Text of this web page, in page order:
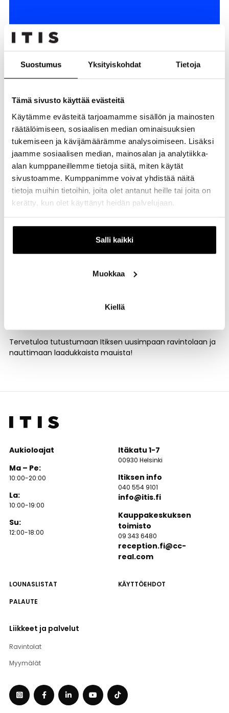
Suostumus Yksityiskohdat Tietoja
Tämä sivusto käyttää evästeitä
Käytämme evästeitä tarjoamamme sisällön ja mainosten
räätälöimiseen, sosiaalisen median ominaisuuksien
tukemiseen ja kävijämäärämme analysoimiseen. Lisäksi
jaamme sosiaalisen median, mainosalan ja analytiikka-
alan kumppaneillemme tietoja siitä, miten käytät
sivustoamme. Kumppanimme voivat yhdistää näitä
tietoja muihin tietoihin, joita olet antanut heille tai joita on
kerätty, kun olet käyttänyt heidän palvelujaan.
Salli kaikki
Muokkaa
Kiellä
Itiksen ravintolatarjonta sai herkullisen lisän, kun
Burgers & Wine tunnetaan laadukkaista raaka-aineistaan,
huolella valmistetuista annoksistaan sekä suosituista
burgereistaan, jotka ovat keränneet kiitosta asiakkailta
ympäri Suomen. Ravintola tarjoaa rennon ympäristön niin
lounaalle, illalliselle kuin ystävien ja perheen yhteisiin
hetkiin.
Lounasaikaan ravintolassa on tarjolla monipuolinen
kotiruokabuffet. Illalla listalta löytyy Burgers & Winen
tunnettuja burgeriannoksia sekä muita herkullisia
vaihtoehtoja.
Aukioloajat
Burgers & Wine palvelee Itiksessä seuraavasti:
Tervetuloa tutustumaan Itiksen uusimpaan ravintolaan ja
nauttimaan laadukkaista mauista!
LOUNASLISTAT
KÄYTTÖEHDOT
PALAUTE
Liikkeet ja palvelut
Ravintolat
Myymälät
Aukioloajat
Ma – Pe:
10:00-20:00
La:
10:00-19:00
Su:
12:00-18:00
Itäkatu 1-7
00930 Helsinki
Itiksen info
040 554 9101
info@itis.fi
Kauppakeskuksen
toimisto
09 343 6480
reception.fi@cc-
real.com